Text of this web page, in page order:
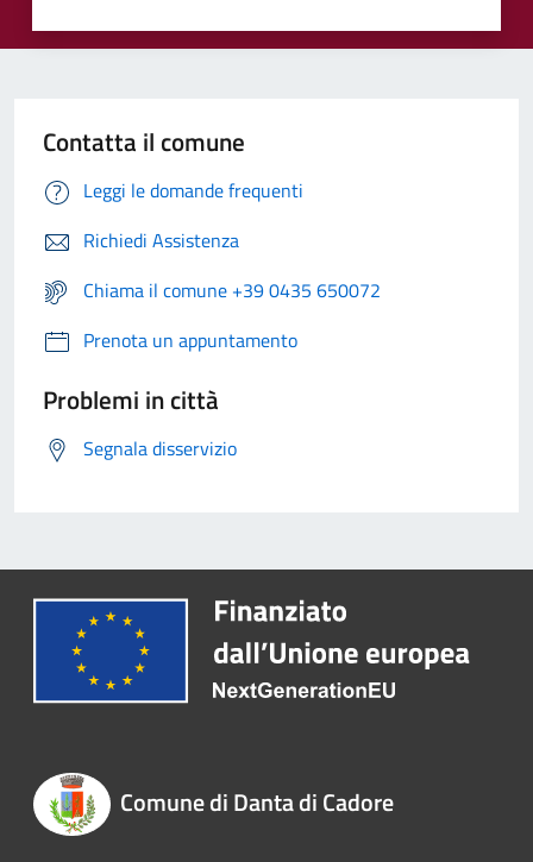
Contatta il comune
Leggi le domande frequenti
Richiedi Assistenza
Chiama il comune +39 0435 650072
Prenota un appuntamento
Problemi in città
Segnala disservizio
Comune di Danta di Cadore